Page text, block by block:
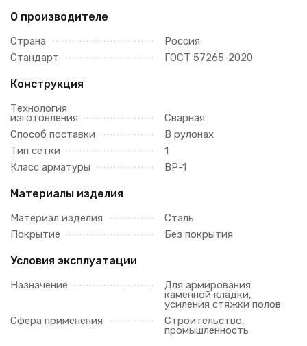
О производителе
Страна
Россия
Стандарт
ГОСТ 57265-2020
Конструкция
Технология
изготовления
Сварная
Способ поставки
В рулонах
Тип сетки
1
Класс арматуры
ВР-1
Материалы изделия
Материал изделия
Сталь
Покрытие
Без покрытия
Условия эксплуатации
Назначение Для армирования
каменной кладки,
усиления стяжки полов
Сфера применения
Строительство,
промышленность